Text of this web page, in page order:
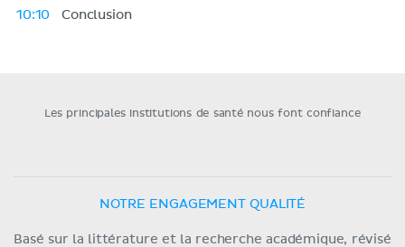
10:10
Conclusion
Les principales institutions de santé nous font confiance
NOTRE ENGAGEMENT QUALITÉ
Basé sur la littérature et la recherche académique, révisé